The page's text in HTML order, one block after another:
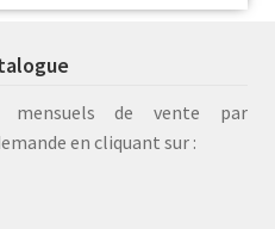
mensuels de vente par
en cliquant sur :